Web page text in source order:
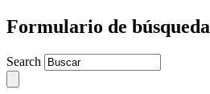
Formulario de búsqueda
Search